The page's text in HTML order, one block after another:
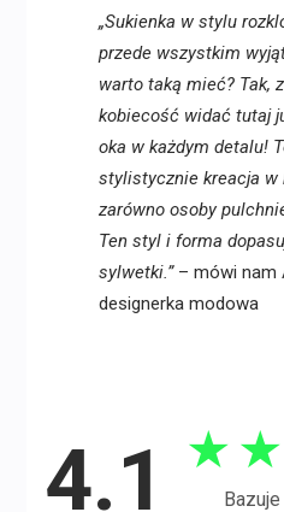
„Sukienka w stylu
przede wszystkim
warto taką mieć? Tak,
kobiecość widać tutaj
oka w każdym detalu!
stylistycznie kreacja w
zarówno osoby
Ten styl i forma
sylwetki.”– mówi nam
designerka modowa
4.1 ★ ★